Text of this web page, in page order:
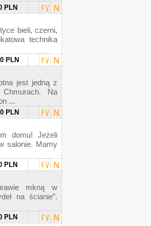
PLN
bieli, czerni,
technika
PLN
jest jedną z
Na
...
PLN
domu! Jeżeli
salonie. Mamy
PLN
mkną w
na ścianie”.
PLN